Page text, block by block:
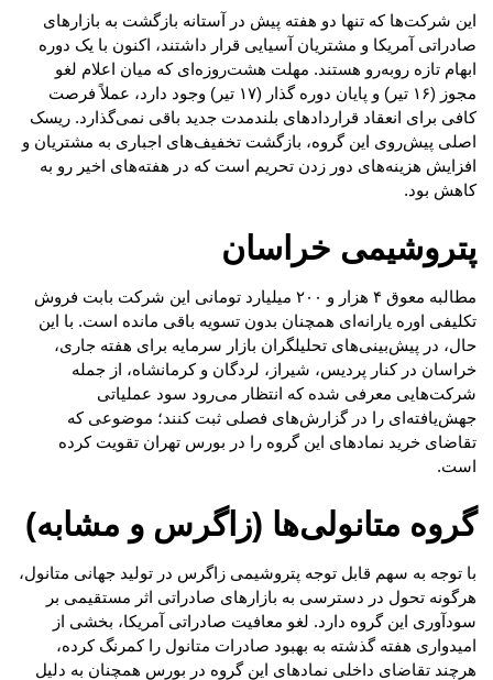
این شرکت‌ها که تنها دو هفته پیش در آستانه بازگشت به بازارهای
صادراتی آمریکا و مشتریان آسیایی قرار داشتند، اکنون با یک دوره
ابهام تازه روبه‌رو هستند. مهلت هشت‌روزه‌ای که میان اعلام لغو
مجوز (۱۶ تیر) و پایان دوره گذار (۱۷ تیر) وجود دارد، عملاً فرصت
کافی برای انعقاد قراردادهای بلندمدت جدید باقی نمی‌گذارد. ریسک
اصلی پیش‌روی این گروه، بازگشت تخفیف‌های اجباری به مشتریان و
افزایش هزینه‌های دور زدن تحریم است که در هفته‌های اخیر رو به
کاهش بود.
پتروشیمی خراسان
مطالبه معوق ۴ هزار و ۲۰۰ میلیارد تومانی این شرکت بابت فروش
تکلیفی اوره یارانه‌ای همچنان بدون تسویه باقی مانده است. با این
حال، در پیش‌بینی‌های تحلیلگران بازار سرمایه برای هفته جاری،
خراسان در کنار پردیس، شیراز، لردگان و کرمانشاه، از جمله
شرکت‌هایی معرفی شده که انتظار می‌رود سود عملیاتی
جهش‌یافته‌ای را در گزارش‌های فصلی ثبت کنند؛ موضوعی که
تقاضای خرید نمادهای این گروه را در بورس تهران تقویت کرده
است.
گروه متانولی‌ها (زاگرس و مشابه)
با توجه به سهم قابل توجه پتروشیمی زاگرس در تولید جهانی متانول،
هرگونه تحول در دسترسی به بازارهای صادراتی اثر مستقیمی بر
سودآوری این گروه دارد. لغو معافیت صادراتی آمریکا، بخشی از
امیدواری هفته گذشته به بهبود صادرات متانول را کمرنگ کرده،
هرچند تقاضای داخلی نمادهای این گروه در بورس همچنان به دلیل